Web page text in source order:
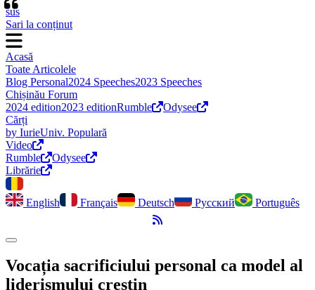
sus
Sari la conținut
Acasă
Toate Articolele
Blog Personal2024 Speeches2023 Speeches
Chișinău Forum
2024 edition2023 editionRumble
Odysee
Cărți
by IurieUniv. Populară
Video
Rumble
Odysee
Librărie
English Français Deutsch Русский
Português
Flux RSS
Comută modul întunecat
Vocația sacrificiului personal ca model al
liderismului creștin
“